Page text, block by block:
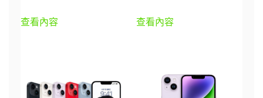
查看內容 查看內容